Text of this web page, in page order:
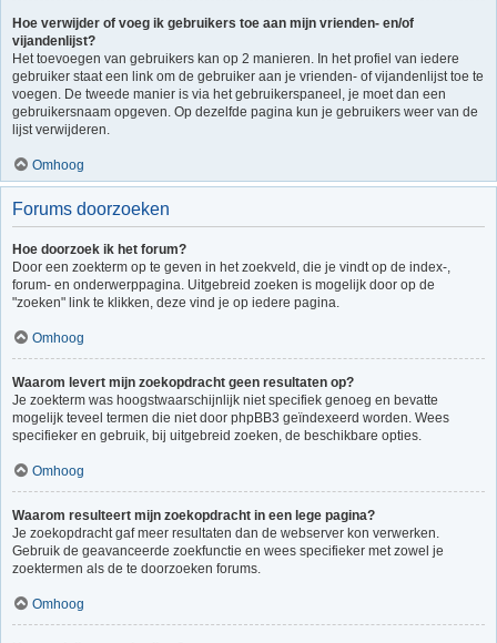
Hoe verwijder of voeg ik gebruikers toe aan mijn vrienden- en/of
vijandenlijst?
Het toevoegen van gebruikers kan op 2 manieren. In het profiel van iedere
gebruiker staat een link om de gebruiker aan je vrienden- of vijandenlijst toe te
voegen. De tweede manier is via het gebruikerspaneel, je moet dan een
gebruikersnaam opgeven. Op dezelfde pagina kun je gebruikers weer van de
lijst verwijderen.
Omhoog
Forums doorzoeken
Hoe doorzoek ik het forum?
Door een zoekterm op te geven in het zoekveld, die je vindt op de index-,
forum- en onderwerppagina. Uitgebreid zoeken is mogelijk door op de
"zoeken" link te klikken, deze vind je op iedere pagina.
Omhoog
Waarom levert mijn zoekopdracht geen resultaten op?
Je zoekterm was hoogstwaarschijnlijk niet specifiek genoeg en bevatte
mogelijk teveel termen die niet door phpBB3 geïndexeerd worden. Wees
specifieker en gebruik, bij uitgebreid zoeken, de beschikbare opties.
Omhoog
Waarom resulteert mijn zoekopdracht in een lege pagina?
Je zoekopdracht gaf meer resultaten dan de webserver kon verwerken.
Gebruik de geavanceerde zoekfunctie en wees specifieker met zowel je
zoektermen als de te doorzoeken forums.
Omhoog